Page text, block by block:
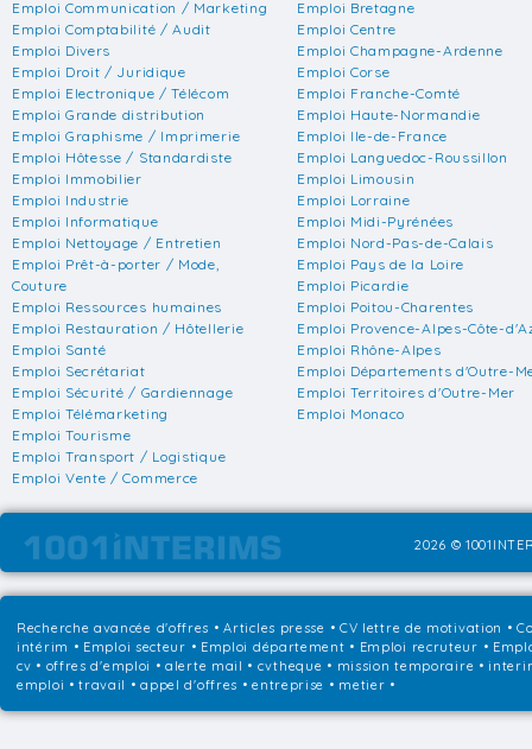
Emploi Communication / Marketing
Emploi Comptabilité / Audit
Emploi Divers
Emploi Droit / Juridique
Emploi Electronique / Télécom
Emploi Grande distribution
Emploi Graphisme / Imprimerie
Emploi Hôtesse / Standardiste
Emploi Immobilier
Emploi Industrie
Emploi Informatique
Emploi Nettoyage / Entretien
Emploi Prêt-à-porter / Mode,
Couture
Emploi Ressources humaines
Emploi Restauration / Hôtellerie
Emploi Santé
Emploi Secrétariat
Emploi Sécurité / Gardiennage
Emploi Télémarketing
Emploi Tourisme
Emploi Transport / Logistique
Emploi Vente / Commerce
Emploi Bretagne
Emploi Centre
Emploi Champagne-Ardenne
Emploi Corse
Emploi Franche-Comté
Emploi Haute-Normandie
Emploi Ile-de-France
Emploi Languedoc-Roussillon
Emploi Limousin
Emploi Lorraine
Emploi Midi-Pyrénées
Emploi Nord-Pas-de-Calais
Emploi Pays de la Loire
Emploi Picardie
Emploi Poitou-Charentes
Emploi Provence-Alpes-Côte-
Emploi Rhône-Alpes
Emploi Départements d'Outre-
Emploi Territoires d'Outre-Mer
Emploi Monaco
2026 ©
Recherche avancée d'offres •Articles presse • CV lettre de motivation •
intérim • Emploi secteur • Emploi département • Emploi recruteur •
cv • offres d'emploi • alerte mail • cvtheque • mission temporaire •
emploi • travail • appel d'offres • entreprise • metier •